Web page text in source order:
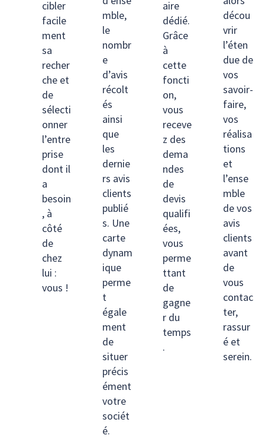
cibler
facile
ment
sa
recher
che et
de
sélecti
onner
l’entre
prise
dont il
a
besoin
, à
côté
de
chez
lui :
vous !
mble,
le
nombr
e
d’avis
récolt
és
ainsi
que
les
dernie
rs avis
clients
publié
s. Une
carte
dynam
ique
perme
t
égale
ment
de
situer
précis
ément
votre
sociét
é.
aire
dédié.
Grâce
à
cette
foncti
on,
vous
receve
z des
dema
ndes
de
devis
qualifi
ées,
vous
perme
ttant
de
gagne
r du
temps
.
décou
vrir
l’éten
due de
vos
savoir-
faire,
vos
réalisa
tions
et
l’ense
mble
de vos
avis
clients
avant
de
vous
contac
ter,
rassur
é et
serein.